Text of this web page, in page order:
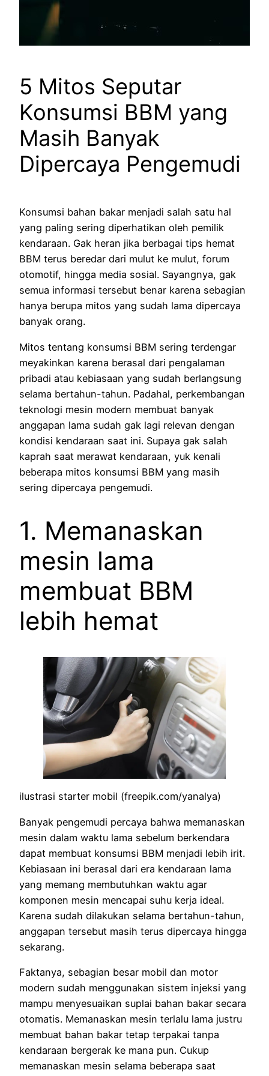
5 Mitos Seputar
Konsumsi BBM yang
Masih Banyak
Dipercaya Pengemudi
Konsumsi bahan bakar menjadi salah satu hal
yang paling sering diperhatikan oleh pemilik
kendaraan. Gak heran jika berbagai tips hemat
BBM terus beredar dari mulut ke mulut, forum
otomotif, hingga media sosial. Sayangnya, gak
semua informasi tersebut benar karena sebagian
hanya berupa mitos yang sudah lama dipercaya
banyak orang.
Mitos tentang konsumsi BBM sering terdengar
meyakinkan karena berasal dari pengalaman
pribadi atau kebiasaan yang sudah berlangsung
selama bertahun-tahun. Padahal, perkembangan
teknologi mesin modern membuat banyak
anggapan lama sudah gak lagi relevan dengan
kondisi kendaraan saat ini. Supaya gak salah
kaprah saat merawat kendaraan, yuk kenali
beberapa mitos konsumsi BBM yang masih
sering dipercaya pengemudi.
1. Memanaskan
mesin lama
membuat BBM
lebih hemat
ilustrasi starter mobil (freepik.com/yanalya)
Banyak pengemudi percaya bahwa memanaskan
mesin dalam waktu lama sebelum berkendara
dapat membuat konsumsi BBM menjadi lebih irit.
Kebiasaan ini berasal dari era kendaraan lama
yang memang membutuhkan waktu agar
komponen mesin mencapai suhu kerja ideal.
Karena sudah dilakukan selama bertahun-tahun,
anggapan tersebut masih terus dipercaya hingga
sekarang.
Faktanya, sebagian besar mobil dan motor
modern sudah menggunakan sistem injeksi yang
mampu menyesuaikan suplai bahan bakar secara
otomatis. Memanaskan mesin terlalu lama justru
membuat bahan bakar tetap terpakai tanpa
kendaraan bergerak ke mana pun. Cukup
memanaskan mesin selama beberapa saat